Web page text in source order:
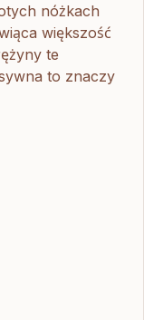
nóżkach
większość
te
to znaczy